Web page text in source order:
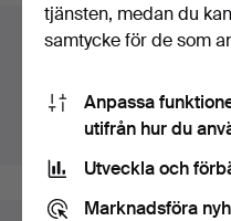
Auktionsarkivet
Visa pågående
tjänsten, medan du
samtycke för de som
Anpassa
utifrån hur du
Utveckla och
Marknadsföra